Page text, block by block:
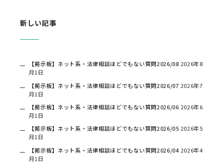
新しい記事
【掲示板】ネット系・法律相談ほどでもない質問2026/08 2026年8
月1日
【掲示板】ネット系・法律相談ほどでもない質問2026/07 2026年7
月1日
【掲示板】ネット系・法律相談ほどでもない質問2026/06 2026年6
月1日
【掲示板】ネット系・法律相談ほどでもない質問2026/05 2026年5
月1日
【掲示板】ネット系・法律相談ほどでもない質問2026/04 2026年4
月1日